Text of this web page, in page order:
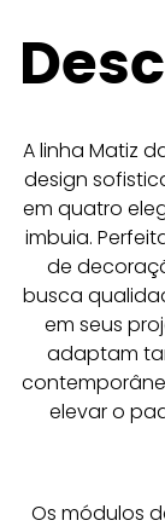
A linha Matiz
design
em quatro
imbuia.
de
busca
em seus
adaptam
elevar o
Os módulos